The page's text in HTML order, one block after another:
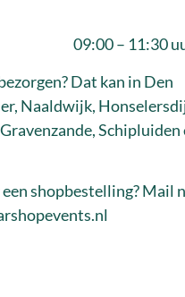
09:00 – 11:30
Dat kan in Den
Naaldwijk,
Schipluiden
shopbestelling? Mail